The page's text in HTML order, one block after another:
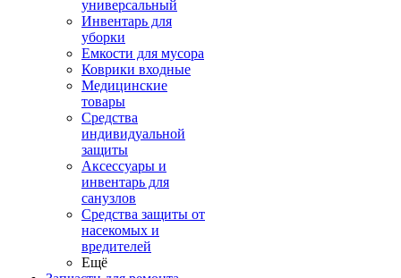
универсальный
Инвентарь для
уборки
Емкости для мусора
Коврики входные
Медицинские
товары
Средства
индивидуальной
защиты
Аксессуары и
инвентарь для
санузлов
Средства защиты от
насекомых и
вредителей
Ещё